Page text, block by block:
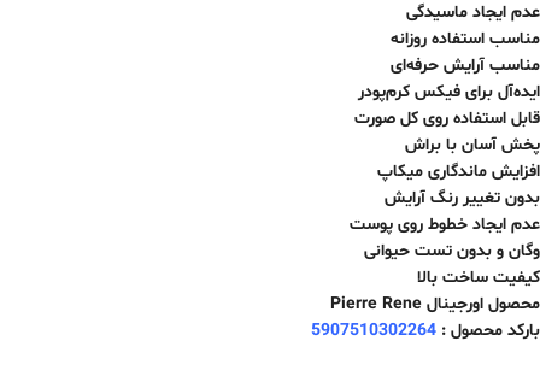
عدم ایجاد ماسیدگی
مناسب استفاده روزانه
مناسب آرایش حرفه‌ای
ایده‌آل برای فیکس کرم‌پودر
قابل استفاده روی کل صورت
پخش آسان با براش
افزایش ماندگاری میکاپ
بدون تغییر رنگ آرایش
عدم ایجاد خطوط روی پوست
وگان و بدون تست حیوانی
کیفیت ساخت بالا
محصول اورجینال Pierre Rene
بارکد محصول : 5907510302264